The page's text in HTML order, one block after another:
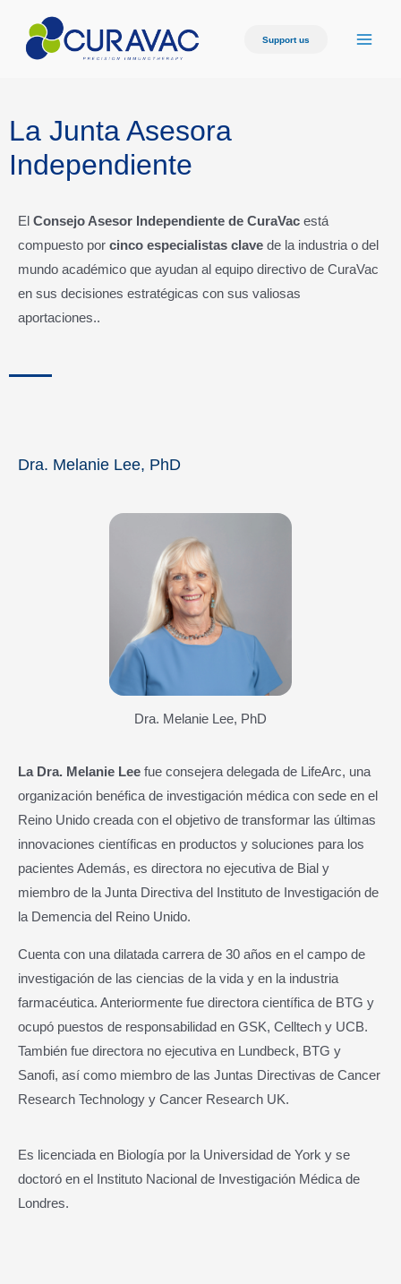
Support us
La Junta Asesora
Independiente
El Consejo Asesor Independiente de CuraVac está
compuesto por cinco especialistas clave de la industria o del
mundo académico que ayudan al equipo directivo de CuraVac
en sus decisiones estratégicas con sus valiosas
aportaciones..
Dra. Melanie Lee, PhD
Dra. Melanie Lee, PhD
La Dra. Melanie Lee fue consejera delegada de LifeArc, una
organización benéfica de investigación médica con sede en el
Reino Unido creada con el objetivo de transformar las últimas
innovaciones científicas en productos y soluciones para los
pacientes Además, es directora no ejecutiva de Bial y
miembro de la Junta Directiva del Instituto de Investigación de
la Demencia del Reino Unido.
Cuenta con una dilatada carrera de 30 años en el campo de
investigación de las ciencias de la vida y en la industria
farmacéutica. Anteriormente fue directora científica de BTG y
ocupó puestos de responsabilidad en GSK, Celltech y UCB.
También fue directora no ejecutiva en Lundbeck, BTG y
Sanofi, así como miembro de las Juntas Directivas de Cancer
Research Technology y Cancer Research UK.
Es licenciada en Biología por la Universidad de York y se
doctoró en el Instituto Nacional de Investigación Médica de
Londres.